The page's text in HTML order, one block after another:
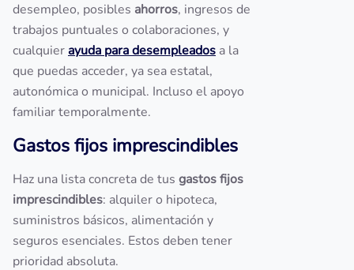
desempleo, posibles ahorros, ingresos de
trabajos puntuales o colaboraciones, y
cualquierayuda para desempleados a la
que puedas acceder, ya sea estatal,
autonómica o municipal. Incluso el apoyo
familiar temporalmente.
Gastos fijos imprescindibles
Haz una lista concreta de tus gastos fijos
imprescindibles: alquiler o hipoteca,
suministros básicos, alimentación y
seguros esenciales. Estos deben tener
prioridad absoluta.